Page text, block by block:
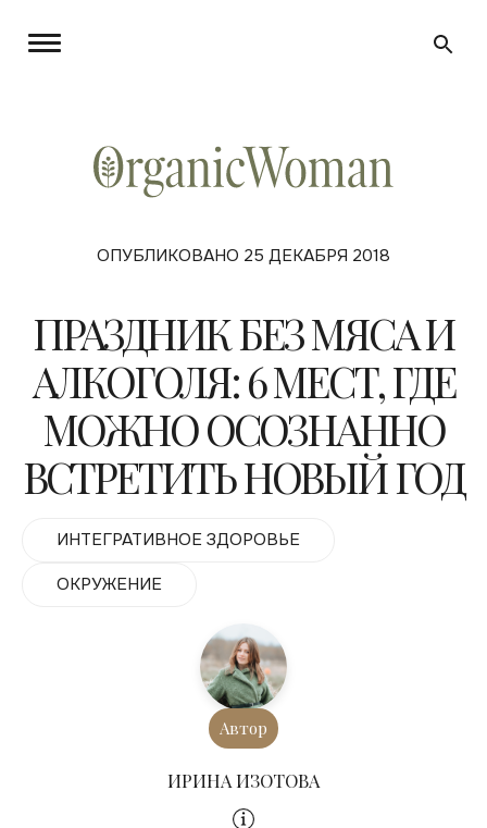
ОПУБЛИКОВАНО 25 ДЕКАБРЯ 2018
ПРАЗДНИК БЕЗ МЯСА И
АЛКОГОЛЯ: 6 МЕСТ, ГДЕ
МОЖНО ОСОЗНАННО
ВСТРЕТИТЬ НОВЫЙ ГОД
ИНТЕГРАТИВНОЕ ЗДОРОВЬЕ
ОКРУЖЕНИЕ
Автор
ИРИНА ИЗОТОВА